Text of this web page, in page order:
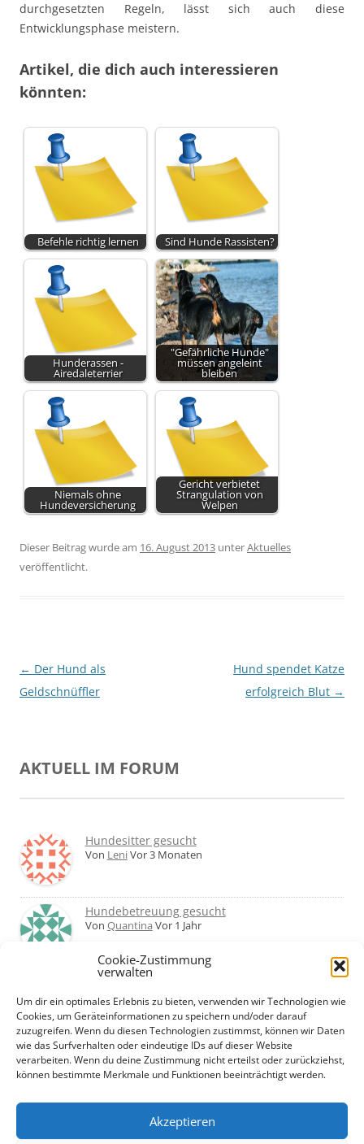
Cookie-Zustimmung
verwalten
Um dir ein optimales Erlebnis zu bieten, verwenden wir Technologien wie
Cookies, um Geräteinformationen zu speichern und/oder darauf
zuzugreifen. Wenn du diesen Technologien zustimmst, können wir Daten
wie das Surfverhalten oder eindeutige IDs auf dieser Website
verarbeiten. Wenn du deine Zustimmung nicht erteilst oder zurückziehst,
können bestimmte Merkmale und Funktionen beeinträchtigt werden.
Akzeptieren
durchgesetzten Regeln, lässt sich auch diese
Entwicklungsphase meistern.
Artikel, die dich auch interessieren
könnten:
Befehle richtig lernen Sind Hunde Rassisten?
Hunderassen -
Airedaleterrier
"Gefährliche Hunde"
müssen angeleint
bleiben
Niemals ohne
Hundeversicherung
Gericht verbietet
Strangulation von
Welpen
Dieser Beitrag wurde am 16. August 2013 unterAktuelles
veröffentlicht.
Beitragsnavigation
← Der Hund als
Geldschnüffler
Hund spendet Katze
erfolgreich Blut →
AKTUELL IM FORUM
Hundesitter gesucht
Von LeniVor 3 Monaten
Hundebetreuung gesucht
Von Quantina Vor 1 Jahr
Was haltet ihr von Hundetagesstätten?
Erfahrungen?
VonMartin Vor 2 Jahren
Urlaub mit Hund... Tipps für hundefreundliche
Unterkünfte?
VonBeateVor 2 Jahren